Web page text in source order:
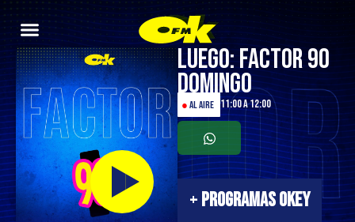
Luego: Factor 90
Domingo
●AL AIRE 11:00 a 12:00
+PROGRAMAS OKEY